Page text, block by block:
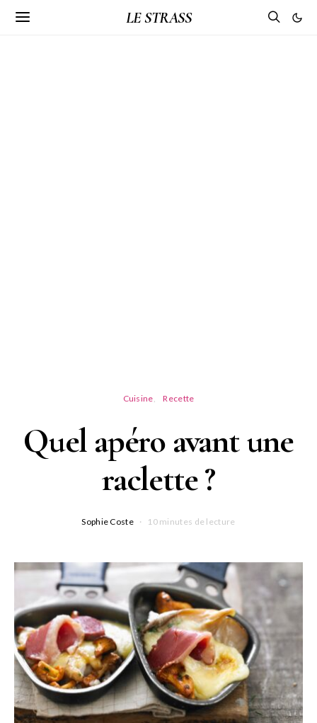
LE STRASS
Cuisine Recette
Quel apéro avant une
raclette ?
Sophie Coste 10 minutes de lecture